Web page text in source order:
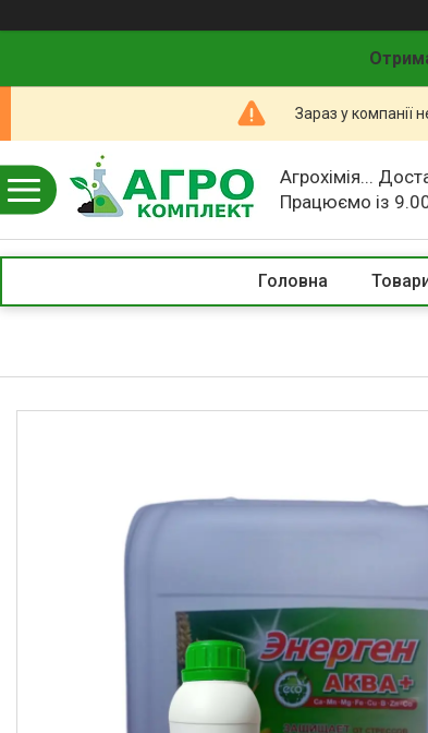
Зараз у компанії
Агрохімія...
Працюємо із
Головна